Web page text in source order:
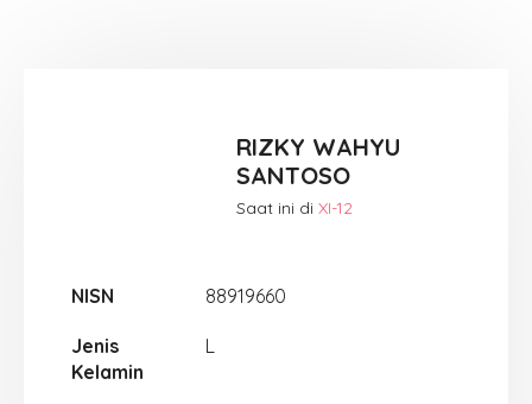
RIZKY WAHYU
SANTOSO
Saat ini di XI-12
NISN 88919660
Jenis
Kelamin
L